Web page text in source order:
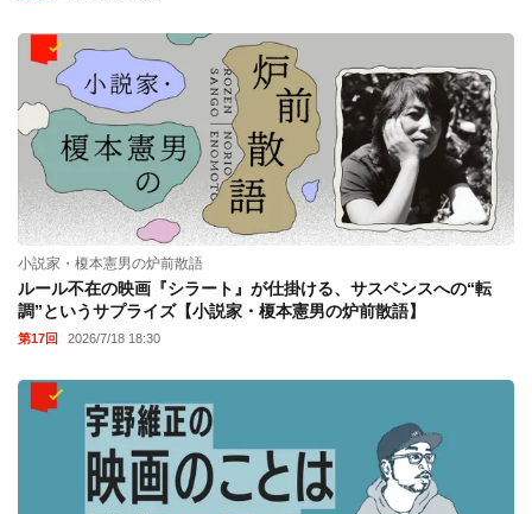
小説家・榎本憲男の炉前散語
ルール不在の映画『シラート』が仕掛ける、サスペンスへの“転
調”というサプライズ【小説家・榎本憲男の炉前散語】
第17回 2026/7/18 18:30